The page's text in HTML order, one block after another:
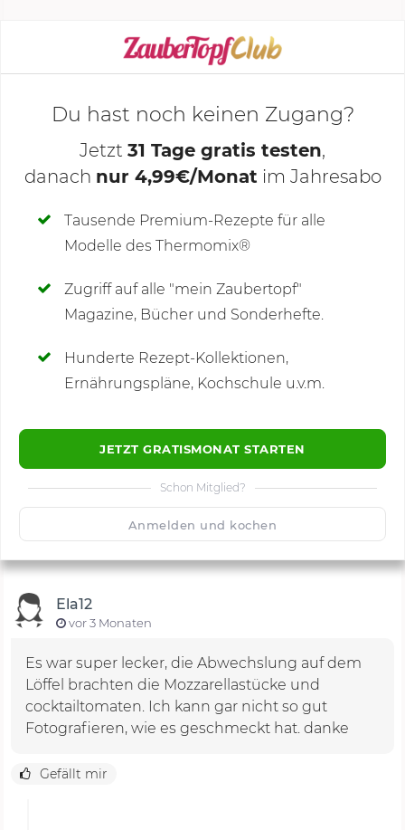
KOCHMODUS STARTEN
Deine Notizen
Du hast noch keinen Zugang?
Jetzt 31 Tage gratis testen,
danach nur 4,99€/Monat im Jahresabo
Tausende Premium-Rezepte für alle
Modelle des Thermomix®
Zugriff auf alle "mein Zaubertopf"
Magazine, Bücher und Sonderhefte.
Hunderte Rezept-Kollektionen,
Ernährungspläne, Kochschule u.v.m.
JETZT GRATISMONAT STARTEN
Schon Mitglied?
Anmelden und kochen
Kommentare(7)
🙂 Speichern
Ela12
vor 3 Monaten
Es war super lecker, die Abwechslung auf dem
Löffel brachten die Mozzarellastücke und
cocktailtomaten. Ich kann gar nicht so gut
Fotografieren, wie es geschmeckt hat. danke
Gefällt mir